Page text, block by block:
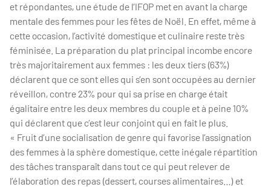
et répondantes, une étude de l’IFOP met en avant la charge
mentale des femmes pour les fêtes de Noël. En effet, même à
cette occasion, l’activité domestique et culinaire reste très
féminisée. La préparation du plat principal incombe encore
très majoritairement aux femmes : les deux tiers (63%)
déclarent que ce sont elles qui s’en sont occupées au dernier
réveillon, contre 23% pour qui sa prise en charge était
égalitaire entre les deux membres du couple et à peine 10%
qui déclarent que c’est leur conjoint qui en fait le plus.
« Fruit d’une socialisation de genre qui favorise l’assignation
des femmes à la sphère domestique, cette inégale répartition
des tâches transparaît dans tout ce qui peut relever de
l’élaboration des repas (dessert, courses alimentaires…) et